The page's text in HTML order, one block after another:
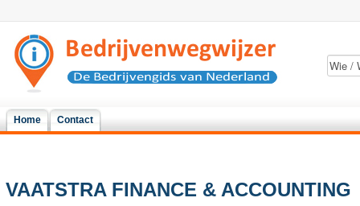
Home Contact
VAATSTRA FINANCE & ACCOUNTING